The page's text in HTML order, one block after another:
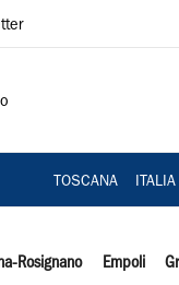
TOSCANA
Rosignano Empoli